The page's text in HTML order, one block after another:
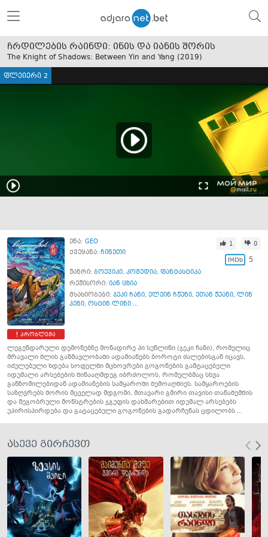
ჩრდილების რაინდი: ინის და იანის შორის
The Knight of Shadows: Between Yin and Yang (2019)
ფლეიერი 2
პრობლემა
ენა: GEO
ქვეყანა: ჩინეთი
1 0
5
ჟანრი: ბოევიკი, კომედია, ფანტასტიკა
რეჟისორი: იან ცზია
მსახიობები: ჯეკი ჩანი, ელეინ ჩჟუნი, ეთან ჟუანი, ლინ
პენი, ოსტინ ლინი ...
ლეგენდარული დემონებზე მონადირე პი სუნლინი (ჯეკი ჩანი), რომელიც
მრავალი წლის განმავლობაში ადამიანებს ბოროტი ძალებისგან იცავს,
იძულებული ხდება სოფელში მცხოვრები გოგონების გამტაცებელი
იდუმალი არსებების წინააღმდეგ იბრძოლოს, რომელბმაც სხვა
განზომილებიდან ადამიანების სამყაროში შემოაღწიეს. სამყაროების
საზღვრებს შორის მცველად მდგომი, მთავარი გმირი თავისი თანაშემწის
და მეგობრული მონსტრების ჯგუფის დახმარებით იდუმალ არსებებს
უპირისპირდება და გატაცებული გოგონების გადარჩენას ცდილობს ...
ასევე გირჩევთ